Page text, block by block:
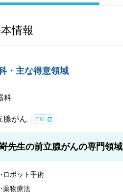
情報
・主な得意領域
科
腺がん 詳細
先生の前立腺がんの専門領域
ロボット手術
薬物療法